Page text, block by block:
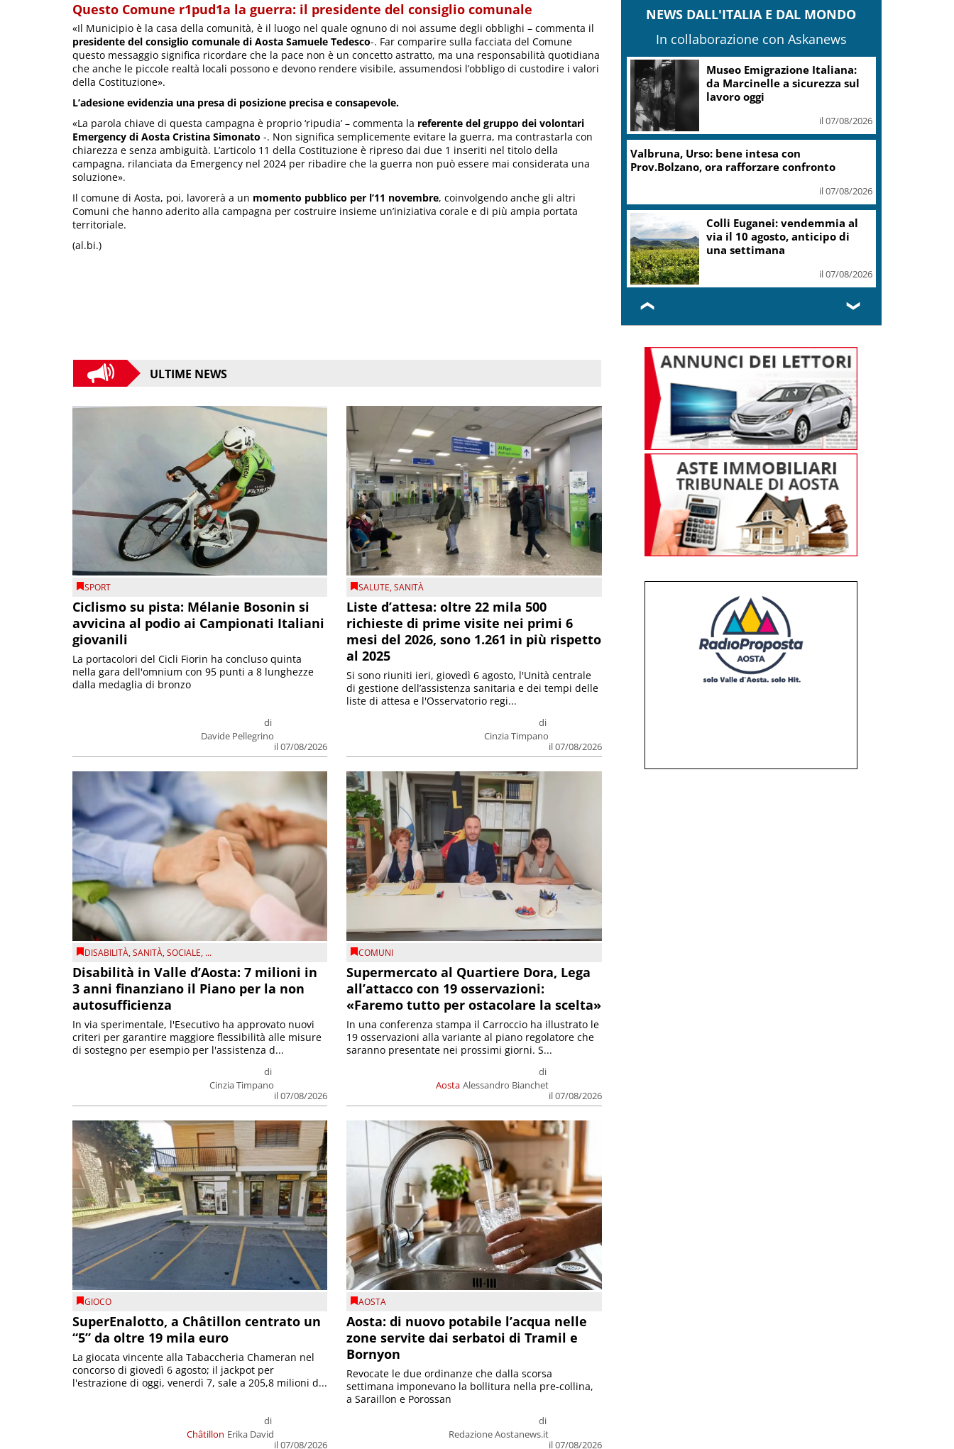
Questo Comune r1pud1a la guerra: il presidente del consiglio comunale
«Il Municipio è la casa della comunità, è il luogo nel quale ognuno di noi assume degli obblighi – commenta il
presidente del consiglio comunale di Aosta Samuele Tedesco-. Far comparire sulla facciata del Comune
questo messaggio significa ricordare che la pace non è un concetto astratto, ma una responsabilità quotidiana
che anche le piccole realtà locali possono e devono rendere visibile, assumendosi l’obbligo di custodire i valori
della Costituzione».
L’adesione evidenzia una presa di posizione precisa e consapevole.
«La parola chiave di questa campagna è proprio ‘ripudia’ – commenta la referente del gruppo dei volontari
Emergency di Aosta Cristina Simonato -. Non significa semplicemente evitare la guerra, ma contrastarla con
chiarezza e senza ambiguità. L’articolo 11 della Costituzione è ripreso dai due 1 inseriti nel titolo della
campagna, rilanciata da Emergency nel 2024 per ribadire che la guerra non può essere mai considerata una
soluzione».
Il comune di Aosta, poi, lavorerà a un momento pubblico per l’11 novembre, coinvolgendo anche gli altri
Comuni che hanno aderito alla campagna per costruire insieme un’iniziativa corale e di più ampia portata
territoriale.
(al.bi.)
ULTIME NEWS
SPORT
Ciclismo su pista: Mélanie Bosonin si
avvicina al podio ai Campionati Italiani
giovanili
di
Davide Pellegrino
il 07/08/2026
La portacolori del Cicli Fiorin ha concluso quinta
nella gara dell'omnium con 95 punti a 8 lunghezze
dalla medaglia di bronzo
SALUTE,SANITÀ
Liste d’attesa: oltre 22 mila 500
richieste di prime visite nei primi 6
mesi del 2026, sono 1.261 in più rispetto
al 2025
di
Cinzia Timpano
il 07/08/2026
Si sono riuniti ieri, giovedì 6 agosto, l'Unità centrale
di gestione dell’assistenza sanitaria e dei tempi delle
liste di attesa e l'Osservatorio regi...
DISABILITÀ,SANITÀ,SOCIALE, ...
Disabilità in Valle d’Aosta: 7 milioni in
3 anni finanziano il Piano per la non
autosufficienza
di
Cinzia Timpano
il 07/08/2026
In via sperimentale, l'Esecutivo ha approvato nuovi
criteri per garantire maggiore flessibilità alle misure
di sostegno per esempio per l'assistenza d...
COMUNI
Supermercato al Quartiere Dora, Lega
all’attacco con 19 osservazioni:
«Faremo tutto per ostacolare la scelta»
Aosta
di
Alessandro Bianchet
il 07/08/2026
In una conferenza stampa il Carroccio ha illustrato le
19 osservazioni alla variante al piano regolatore che
saranno presentate nei prossimi giorni. S...
GIOCO
SuperEnalotto, a Châtillon centrato un
“5” da oltre 19 mila euro
Châtillon
di
Erika David
il 07/08/2026
La giocata vincente alla Tabaccheria Chameran nel
concorso di giovedì 6 agosto; il jackpot per
l'estrazione di oggi, venerdì 7, sale a 205,8 milioni d...
AOSTA
Aosta: di nuovo potabile l’acqua nelle
zone servite dai serbatoi di Tramil e
Bornyon
di
Redazione Aostanews.it
il 07/08/2026
Revocate le due ordinanze che dalla scorsa
settimana imponevano la bollitura nella pre-collina,
a Saraillon e Porossan
NEWS DALL'ITALIA E DAL MONDO
In collaborazione con Askanews
Museo Emigrazione Italiana:
da Marcinelle a sicurezza sul
lavoro oggi
il 07/08/2026
Valbruna, Urso: bene intesa con
Prov.Bolzano, ora rafforzare confronto
il 07/08/2026
Colli Euganei: vendemmia al
via il 10 agosto, anticipo di
una settimana
il 07/08/2026
❮ ❯